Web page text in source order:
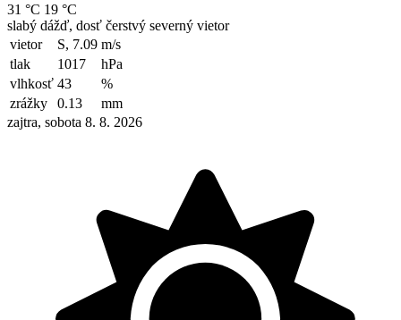
31 °C 19 °C
slabý dážď, dosť čerstvý severný vietor
vietor
S, 7.09 m/s
tlak
1017
hPa
vlhkosť 43
%
zrážky
0.13
mm
zajtra, sobota 8. 8. 2026